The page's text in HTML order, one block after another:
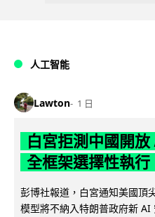
人工智能
Lawton 1 日
白宮拒測中國開
全框架選擇性執行
彭博社報道，白宮通知美國頂
模型將不納入特朗普政府新